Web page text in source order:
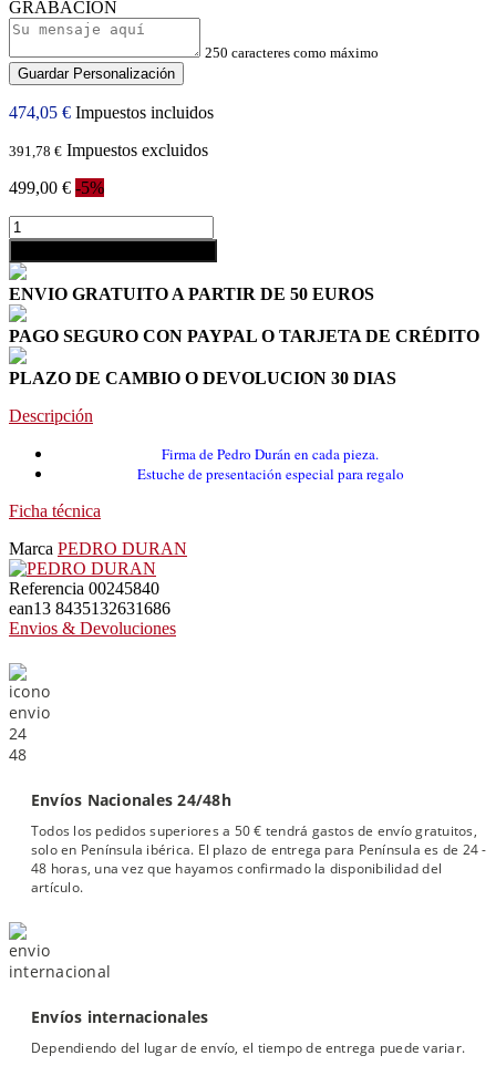
GRABACIÓN
250 caracteres como máximo
Guardar Personalización
474,05 € Impuestos incluidos
391,78 € Impuestos excluidos
499,00 € -5%
ENVIO GRATUITO A PARTIR DE 50 EUROS
PAGO SEGURO CON PAYPAL O TARJETA DE CRÉDITO
PLAZO DE CAMBIO O DEVOLUCION 30 DIAS
Descripción
Firma de Pedro Durán en cada pieza.
Estuche de presentación especial para regalo
Ficha técnica
Marca PEDRO DURAN
Referencia 00245840
ean13 8435132631686
Envios & Devoluciones
Envíos Nacionales 24/48h
Todos los pedidos superiores a 50 € tendrá gastos de envío gratuitos,
solo en Península ibérica. El plazo de entrega para Península es de 24 -
48 horas, una vez que hayamos confirmado la disponibilidad del
artículo.
Envíos internacionales
Dependiendo del lugar de envío, el tiempo de entrega puede variar.